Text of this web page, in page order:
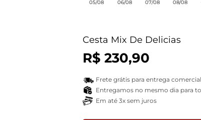
05/08 06/08 07/08 08/08
Cesta Mix De Delicias
R$ 230,90
Frete grátis para entrega comercial
Entregamos no mesmo dia para
Em até 3x sem juros